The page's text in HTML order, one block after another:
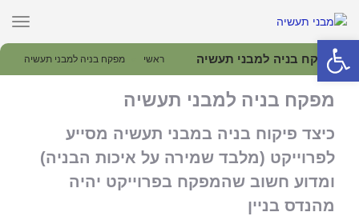
פתח סרגל נגישות
מפקח בניה למבני תעשיה ראשי מפקח בניה למבני תעשיה
מפקח בניה למבני תעשיה
כיצד פיקוח בניה במבני תעשיה מסייע
לפרוייקט (מלבד שמירה על איכות הבניה)
ומדוע חשוב שהמפקח בפרוייקט יהיה
מהנדס בניין